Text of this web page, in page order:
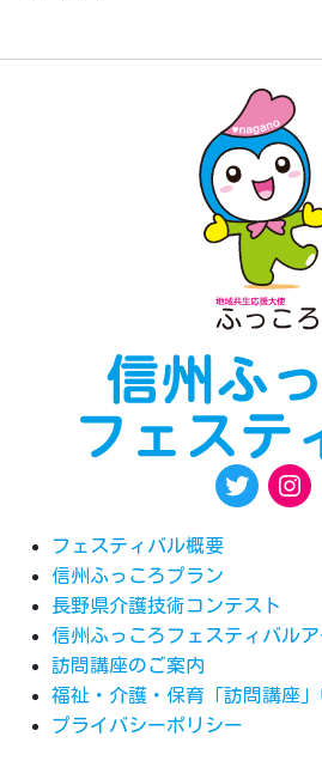
フェスティバル概要
信州ふっころプラン
長野県介護技術コンテスト
信州ふっころフェスティバル
訪問講座のご案内
福祉・介護・保育「訪問講座
プライバシーポリシー